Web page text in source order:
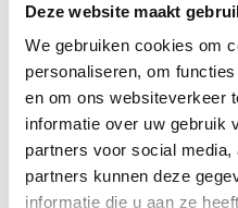
Deze website maakt
We gebruiken cookies om
personaliseren, om
en om ons websiteverkeer
informatie over uw gebruik
partners voor social
partners kunnen deze
informatie die u aan ze
Daarnaast komen de tonen
balsemachtig, honing, rum
Joyfull Journey F44 is een
De topnoten zijn rum honing,
hartnoten zijn zwarte
rozenolie, narcis, magnolia
zijn vanille, mirre, suede,